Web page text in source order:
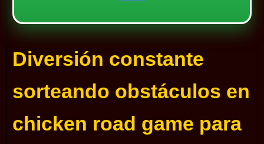
Diversión constante
sorteando obstáculos en
chicken road game para